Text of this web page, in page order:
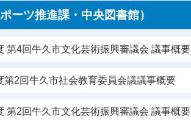
ーツ推進課・中央図書館）
第4回牛久市文化芸術振興審議会 議事概要
第2回牛久市社会教育委員会議議事概要
第2回牛久市文化芸術振興審議会 議事概要